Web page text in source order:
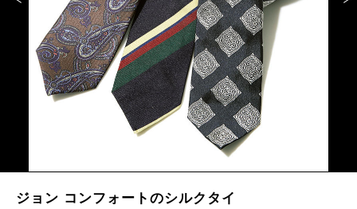
ジョン コンフォートのシルクタイ